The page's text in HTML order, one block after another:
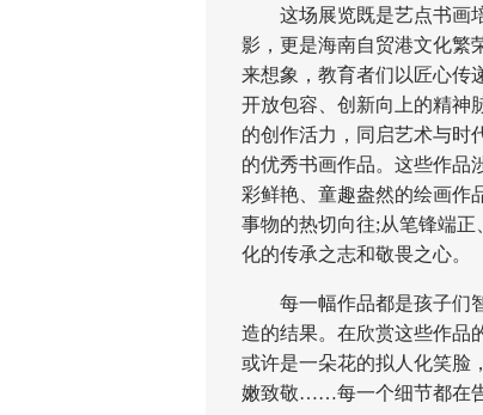
这场展览既是艺点书画培
影，更是海南自贸港文化繁
来想象，教育者们以匠心传
开放包容、创新向上的精神
的创作活力，同启艺术与时
的优秀书画作品。这些作品
彩鲜艳、童趣盎然的绘画作
事物的热切向往;从笔锋端
化的传承之志和敬畏之心。
每一幅作品都是孩子们智
造的结果。在欣赏这些作品
或许是一朵花的拟人化笑脸
嫩致敬……每一个细节都在